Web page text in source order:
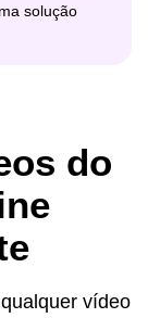
solução
do
vídeo